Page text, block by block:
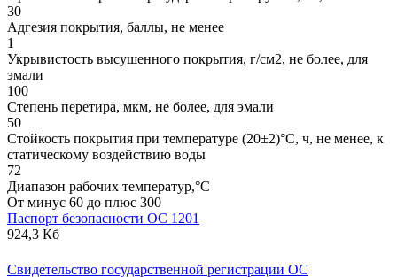
30
Адгезия покрытия, баллы, не менее
1
Укрывистость высушенного покрытия, г/см2, не более, для
эмали
100
Степень перетира, мкм, не более, для эмали
50
Стойкость покрытия при температуре (20±2)°С, ч, не менее, к
статическому воздействию воды
72
Диапазон рабочих температур,°С
От минус 60 до плюс 300
Паспорт безопасности ОС 1201
924,3 Кб
Свидетельство государственной регистрации ОС